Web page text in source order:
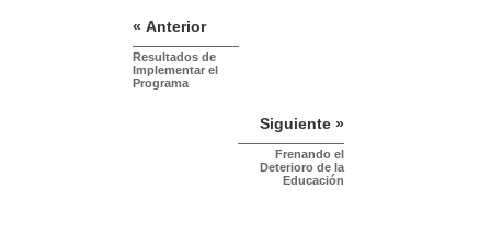
« Anterior
Resultados de
Implementar el
Programa
Siguiente »
Frenando el
Deterioro de la
Educación